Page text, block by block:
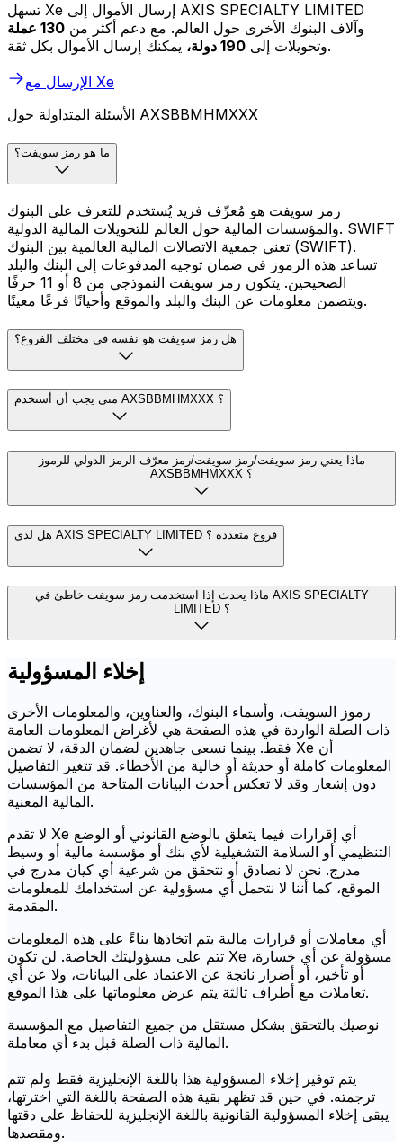
تسهل Xe إرسال الأموال إلى AXIS SPECIALTY LIMITED
وآلاف البنوك الأخرى حول العالم. مع دعم أكثر من 130 عملة
وتحويلات إلى 190 دولة،
يمكنك إرسال الأموال بكل ثقة.
الإرسال مع Xe
الأسئلة المتداولة حول AXSBBMHMXXX
ما هو رمز سويفت؟
رمز سويفت هو مُعرِّف فريد يُستخدم للتعرف على البنوك
والمؤسسات المالية حول العالم للتحويلات المالية الدولية. SWIFT
تعني جمعية الاتصالات المالية العالمية بين البنوك (SWIFT).
تساعد هذه الرموز في ضمان توجيه المدفوعات إلى البنك والبلد
الصحيحين. يتكون رمز سويفت النموذجي من 8 أو 11 حرفًا
ويتضمن معلومات عن البنك والبلد والموقع وأحيانًا فرعًا معينًا.
هل رمز سويفت هو نفسه في مختلف الفروع؟
متى يجب أن أستخدم AXSBBMHMXXX ؟
ماذا يعني رمز سويفت/رمز سويفت/رمز معرّف الرمز الدولي للرموز
AXSBBMHMXXX ؟
هل لدى AXIS SPECIALTY LIMITED فروع متعددة ؟
ماذا يحدث إذا استخدمت رمز سويفت خاطئ في AXIS SPECIALTY
LIMITED ؟
إخلاء المسؤولية
رموز السويفت، وأسماء البنوك، والعناوين، والمعلومات الأخرى
ذات الصلة الواردة في هذه الصفحة هي لأغراض المعلومات العامة
فقط. بينما نسعى جاهدين لضمان الدقة، لا تضمن Xe أن
المعلومات كاملة أو حديثة أو خالية من الأخطاء. قد تتغير التفاصيل
دون إشعار وقد لا تعكس أحدث البيانات المتاحة من المؤسسات
المالية المعنية.
لا تقدم Xe أي إقرارات فيما يتعلق بالوضع القانوني أو الوضع
التنظيمي أو السلامة التشغيلية لأي بنك أو مؤسسة مالية أو وسيط
مدرج. نحن لا نصادق أو نتحقق من شرعية أي كيان مدرج في
الموقع، كما أننا لا نتحمل أي مسؤولية عن استخدامك للمعلومات
المقدمة.
أي معاملات أو قرارات مالية يتم اتخاذها بناءً على هذه المعلومات
تتم على مسؤوليتك الخاصة. لن تكون Xe مسؤولة عن أي خسارة،
أو تأخير، أو أضرار ناتجة عن الاعتماد على البيانات، ولا عن أي
تعاملات مع أطراف ثالثة يتم عرض معلوماتها على هذا الموقع.
نوصيك بالتحقق بشكل مستقل من جميع التفاصيل مع المؤسسة
المالية ذات الصلة قبل بدء أي معاملة.
يتم توفير إخلاء المسؤولية هذا باللغة الإنجليزية فقط ولم تتم
ترجمته. في حين قد تظهر بقية هذه الصفحة باللغة التي اخترتها،
يبقى إخلاء المسؤولية القانونية باللغة الإنجليزية للحفاظ على دقتها
ومقصدها.